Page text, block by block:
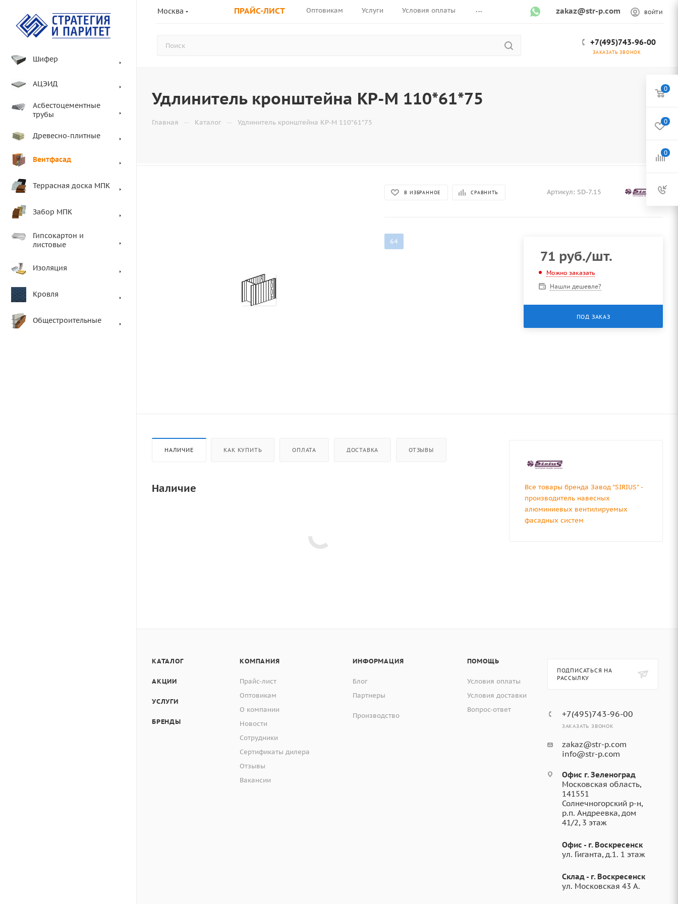
Москва ПРАЙС-ЛИСТ Оптовикам Услуги Условия оплаты ... zakaz@str-p.com ВОЙТИ
+7(495)743-96-00
ЗАКАЗАТЬ ЗВОНОК
Шифер
АЦЭИД
Асбестоцементные
трубы
Древесно-плитные
Вентфасад
Террасная доска МПК
Забор МПК
Гипсокартон и
листовые
Изоляция
Кровля
Общестроительные
Удлинитель кронштейна KP-М 110*61*75
Главная — Каталог — Удлинитель кронштейна KP-М 110*61*75
В ИЗБРАННОЕ СРАВНИТЬ Артикул: SD-7.15
64
71 руб./шт.
Можно заказать
Нашли дешевле?
ПОД ЗАКАЗ
НАЛИЧИЕ КАК КУПИТЬ ОПЛАТА ДОСТАВКА ОТЗЫВЫ
Наличие
Все товары бренда Завод "SIRIUS" -
производитель навесных
алюминиевых вентилируемых
фасадных систем
КАТАЛОГ
АКЦИИ
УСЛУГИ
БРЕНДЫ
КОМПАНИЯ
Прайс-лист
Оптовикам
О компании
Новости
Сотрудники
Сертификаты дилера
Отзывы
Вакансии
ИНФОРМАЦИЯ
Блог
Партнеры
Производство
ПОМОЩЬ
Условия оплаты
Условия доставки
Вопрос-ответ
ПОДПИСАТЬСЯ НА
РАССЫЛКУ
+7(495)743-96-00
ЗАКАЗАТЬ ЗВОНОК
zakaz@str-p.com
info@str-p.com
Офис г. Зеленоград
Московская область,
141551
Солнечногорский р-н,
р.п. Андреевка, дом
41/2, 3 этаж
Офис - г. Воскресенск
ул. Гиганта, д.1. 1 этаж
Склад - г. Воскресенск
ул. Московская 43 А.
0
0
0